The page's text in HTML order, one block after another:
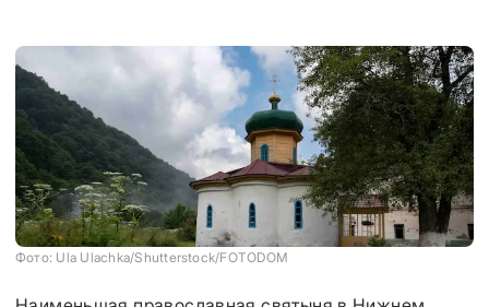
Фото: Ula Ulachka/Shutterstock/FOTODOM